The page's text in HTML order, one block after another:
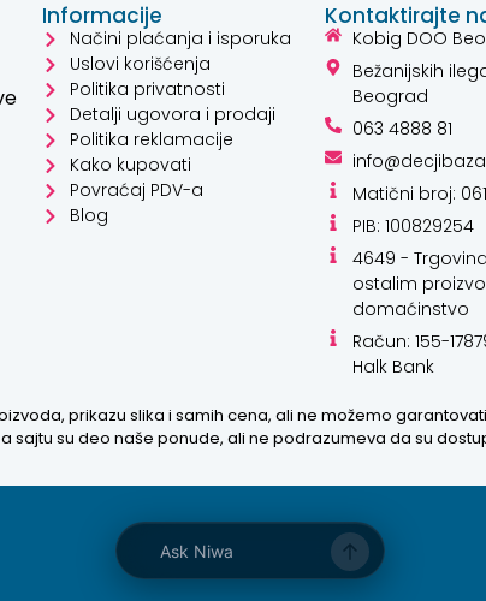
Informacije
Načini plaćanja i isporuka
Uslovi korišćenja
Politika privatnosti
Detalji ugovora i prodaji
Politika reklamacije
Kako kupovati
Povraćaj PDV-a
Blog
Kontaktirajte
Kobig DOO
Bežanijskih
Beograd
063 4888 81
Matični broj:
PIB: 100829254
4649 -
ostalim
domaćinstvo
Račun: 155-
Halk Bank
prikazu slika i samih cena, ali ne možemo
sajtu su deo naše ponude, ali ne podrazumeva da su
Ask Niwa